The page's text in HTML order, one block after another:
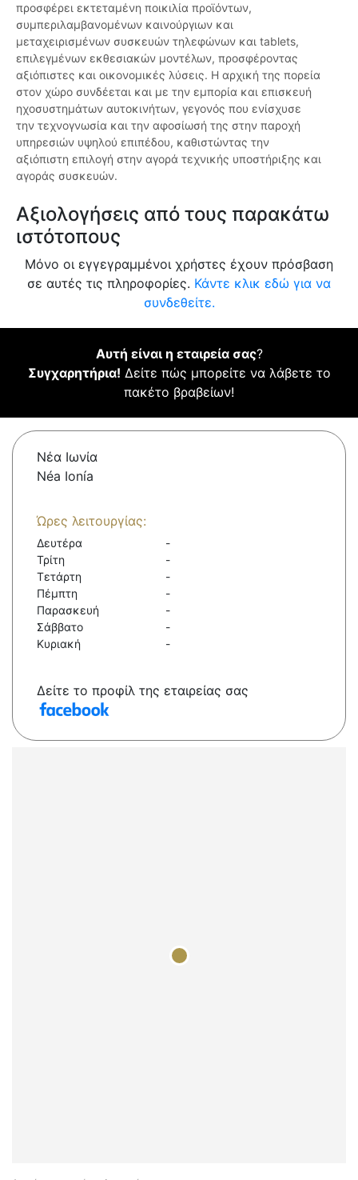
προσφέρει εκτεταμένη ποικιλία προϊόντων,
συμπεριλαμβανομένων καινούργιων και
μεταχειρισμένων συσκευών τηλεφώνων και tablets,
επιλεγμένων εκθεσιακών μοντέλων, προσφέροντας
αξιόπιστες και οικονομικές λύσεις. Η αρχική της πορεία
στον χώρο συνδέεται και με την εμπορία και επισκευή
ηχοσυστημάτων αυτοκινήτων, γεγονός που ενίσχυσε
την τεχνογνωσία και την αφοσίωσή της στην παροχή
υπηρεσιών υψηλού επιπέδου, καθιστώντας την
αξιόπιστη επιλογή στην αγορά τεχνικής υποστήριξης και
αγοράς συσκευών.
Αξιολογήσεις από τους παρακάτω
ιστότοπους
Μόνο οι εγγεγραμμένοι χρήστες έχουν πρόσβαση
σε αυτές τις πληροφορίες. Κάντε κλικ εδώ για να
συνδεθείτε.
Αυτή είναι η εταιρεία σας?
Συγχαρητήρια! Δείτε πώς μπορείτε να λάβετε το
πακέτο βραβείων!
Νέα Ιωνία
Néa Ionía
Ώρες λειτουργίας:
Δευτέρα
-
Τρίτη
-
Τετάρτη
-
Πέμπτη
-
Παρασκευή
-
Σάββατο
-
Κυριακή
-
Δείτε το προφίλ της εταιρείας σας